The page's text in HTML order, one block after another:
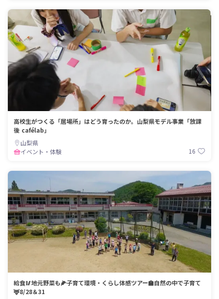
高校生がつくる「居場所」はどう育ったのか。山梨県モデル事業「放課
後 cafélab」
山梨県
イベント・体験
16
給食🥢地元野菜も🌽子育て環境・くらし体感ツアー🏫自然の中で子育て
🦌8/28＆31